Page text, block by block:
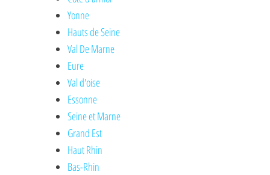
Yonne
Hauts de Seine
Val De Marne
Eure
Val d'oise
Essonne
Seine et Marne
Grand Est
Haut Rhin
Bas-Rhin